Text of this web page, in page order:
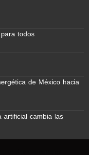
todos
de México hacia
artificial cambia las